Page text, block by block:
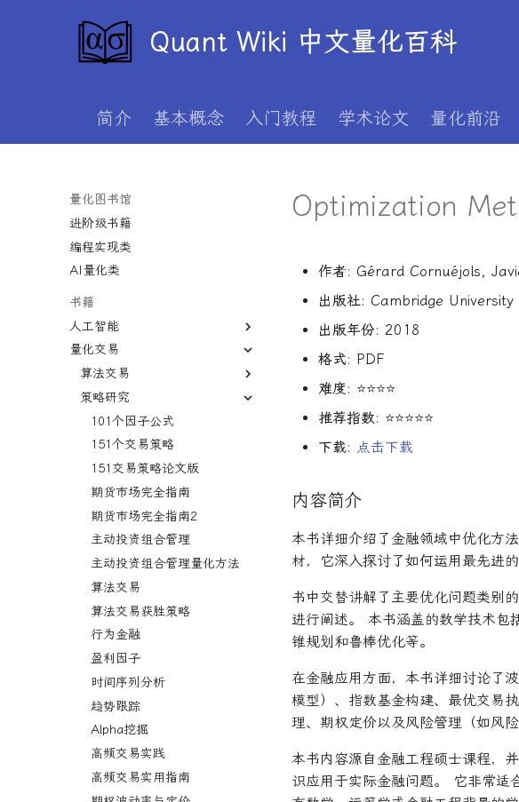
Quant Wiki 中文量化百科
简介 基本概念 入门教程 学术论文 量化前沿
量化图书馆
Overview
入门级书籍
进阶级书籍
编程实现类
AI量化类
书籍
人工智能
AI与机器学习
AI for Finance
Artificial Intelligence in
Finance
AI学习与经济计算
Deep Learning for Finance
Machine Learning for
Finance
Machine Learning in
Finance
Financial Machine Learning
金融信号处理与机器学习
Hands-On AI for Banking
金融网络安全实战
算法交易机器学习实战
算法交易机器学习
金融强化学习
前沿技术应用
主动投资组合管理新发展
金融机器学习进阶
算法交易方法
高级算法交易方法
算法与高频交易
算法与高频交易剑桥版
计算智能应用
机器学习资产定价
金融科技案例
资产管理机器学习
资产管理机器学习剑桥版
资产定价机器学习
资产定价机器学习普林斯顿版
金融机器学习实践
金融机器学习进阶
量子金融
系统化交易
量化交易
算法交易
算法与高频交易
高频交易系统开发
Python金融交易实战
算法交易机器学习
Python算法交易
策略研究
101个因子公式
151个交易策略
151交易策略论文版
期货市场完全指南
期货市场完全指南2
主动投资组合管理
主动投资组合管理量化方法
算法交易
算法交易获胜策略
行为金融
盈利因子
时间序列分析
趋势跟踪
Alpha挖掘
高频交易实践
高频交易实用指南
Optimization
作者: Gérard Cornuéjols,
出版社: Cambridge University
出版年份: 2018
格式: PDF
难度: ⭐⭐⭐⭐
推荐指数: ⭐⭐⭐⭐⭐
下载: 点击下载
内容简介
本书详细介绍了金融领域中优化方
材，它深入探讨了如何运用最先进
书中交替讲解了主要优化问题类别
进行阐述。 本书涵盖的数学技术包
锥规划和鲁棒优化等。
在金融应用方面，本书详细讨论了
模型）、指数基金构建、最优交易
理、期权定价以及风险管理（如风
本书内容源自金融工程硕士课程，
识应用于实际金融问题。 它非常适